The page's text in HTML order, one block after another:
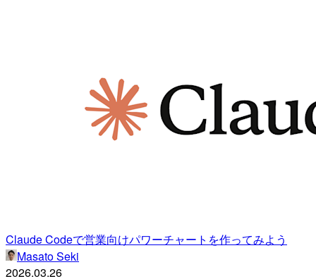
Claude Codeで営業向けパワーチャートを作ってみよう
Masato Seki
2026.03.26